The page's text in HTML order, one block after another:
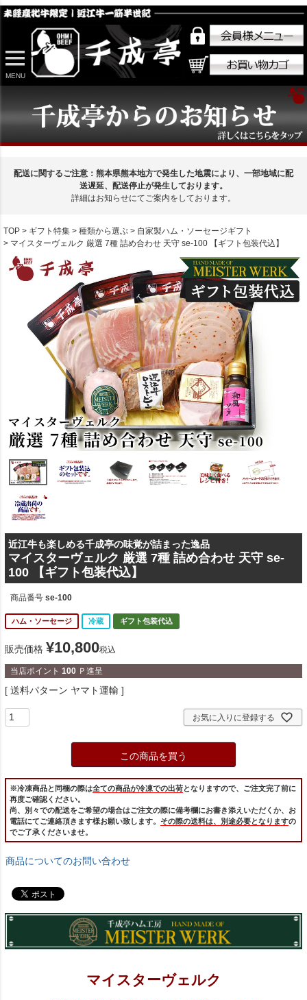
MENU
配送に関するご注意：熊本県熊本地方で発生した地震により、一部地域に配
送遅延、配送停止が発生しております。
詳細はお知らせにてご案内をしております。
TOP ギフト特集 種類から選ぶ
自家製ハム・ソーセージギフト
マイスターヴェルク 厳選 7種 詰め合わせ 天守 se-100 【ギフト包装代込】
近江牛も楽しめる千成亭の味覚が詰まった逸品
マイスターヴェルク 厳選 7種 詰め合わせ 天守 se-
100 【ギフト包装代込】
商品番号 se-100
ハム・ソーセージ 冷蔵 ギフト包装代込
販売価格 ¥10,800税込
当店ポイント 100 Ｐ進呈
送料パターン ヤマト運輸
お気に入りに登録する
この商品を買う
※冷凍商品と同梱の際は全ての商品が冷凍での出荷となりますので、ご注文完了前に
再度ご確認ください。
尚、別々での配送をご希望の場合はご注文の際に備考欄にお書き添えいただくか、お
電話にてご連絡頂きます様お願い致します。 その際の送料は、別途必要となりますの
でご了承くださいませ。
商品についてのお問い合わせ
マイスターヴェルク